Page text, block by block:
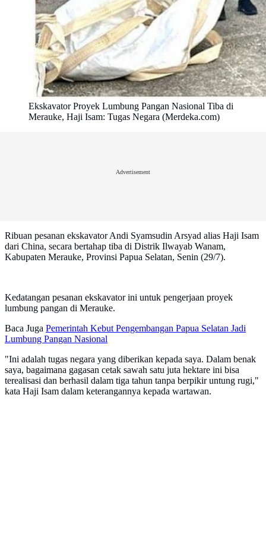
Ekskavator Proyek Lumbung Pangan Nasional Tiba di
Merauke, Haji Isam: Tugas Negara (Merdeka.com)
Advertisement
Ribuan pesanan ekskavator Andi Syamsudin Arsyad alias Haji Isam
dari China, secara bertahap tiba di Distrik Ilwayab Wanam,
Kabupaten Merauke, Provinsi Papua Selatan, Senin (29/7).
Kedatangan pesanan ekskavator ini untuk pengerjaan proyek
lumbung pangan di Merauke.
Baca Juga Pemerintah Kebut Pengembangan Papua Selatan Jadi
Lumbung Pangan Nasional
"Ini adalah tugas negara yang diberikan kepada saya. Dalam benak
saya, bagaimana gagasan cetak sawah satu juta hektare ini bisa
terealisasi dan berhasil dalam tiga tahun tanpa berpikir untung rugi,"
kata Haji Isam dalam keterangannya kepada wartawan.